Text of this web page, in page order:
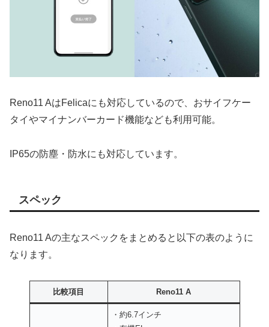
Reno11 AはFelicaにも対応しているので、おサイフケー
タイやマイナンバーカード機能なども利用可能。
IP65の防塵・防水にも対応しています。
スペック
Reno11 Aの主なスペックをまとめると以下の表のように
なります。
比較項目 Reno11 A
・約6.7インチ